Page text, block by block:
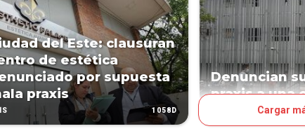
del Este: clausuran
de estética
por supuesta
praxis
1058D
Denuncian
praxis a una
Cargar